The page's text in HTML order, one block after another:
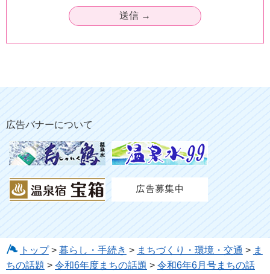
広告バナーについて
トップ> 暮らし・手続き > まちづくり・環境・交通 > ま
ちの話題 > 令和6年度まちの話題 > 令和6年6月号まちの話